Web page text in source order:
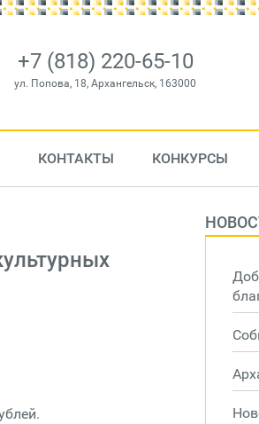
+7 (818) 220-65-10
ул. Попова, 18, Архангельск, 163000
КОНТАКТЫ КОНКУРСЫ